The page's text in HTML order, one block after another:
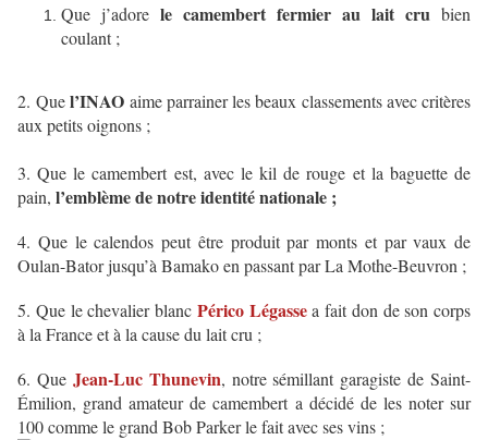
Que j’adore le camembert fermier au lait cru bien
coulant ;
2. Quel’INAO aime parrainer les beaux classements avec critères
aux petits oignons ;
3. Que le camembert est, avec le kil de rouge et la baguette de
pain, l’emblème de notre identité nationale ;
4. Que le calendos peut être produit par monts et par vaux de
Oulan-Bator jusqu’à Bamako en passant par La Mothe-Beuvron ;
5. Que le chevalier blanc Périco Légassea fait don de son corps
à la France et à la cause du lait cru ;
6. Que Jean-Luc Thunevin, notre sémillant garagiste de Saint-
Émilion, grand amateur de camembert a décidé de les noter sur
100 comme le grand Bob Parker le fait avec ses vins ;